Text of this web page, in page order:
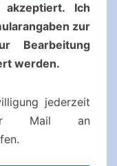
Ich
zur
Bearbeitung
werden.
jederzeit
Mail an